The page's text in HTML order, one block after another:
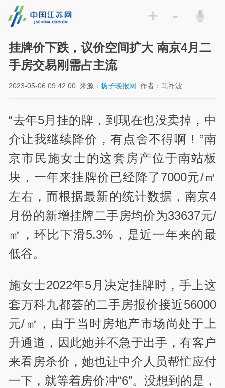
+ -
挂牌价下跌，议价空间扩大 南京4月二
手房交易刚需占主流
2023-05-06 09:42:00 来源：扬子晚报网 作者：马祚波
“去年5月挂的牌，到现在也没卖掉，中
介让我继续降价，有点舍不得啊！”南
京市民施女士的这套房产位于南站板
块，一年来挂牌价已经降了7000元/㎡
左右，而根据最新的统计数据，南京4
月份的新增挂牌二手房均价为33637元/
㎡，环比下滑5.3%，是近一年来的最
低谷。
施女士2022年5月决定挂牌时，手上这
套万科九都荟的二手房报价接近56000
元/㎡，由于当时房地产市场尚处于上
升通道，因此她并不急于出手，有客户
来看房杀价，她也让中介人员帮忙应付
一下，就等着房价冲“6”。没想到的是，